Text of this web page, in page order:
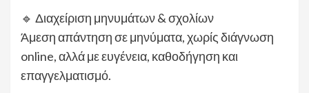
🔹 Διαχείριση μηνυμάτων & σχολίων
Άμεση απάντηση σε μηνύματα, χωρίς διάγνωση
online, αλλά με ευγένεια, καθοδήγηση και
επαγγελματισμό.